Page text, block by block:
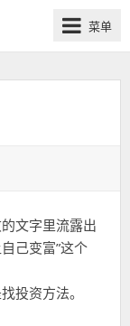
菜单
文字里流露出
己变富”这个
投资方法。